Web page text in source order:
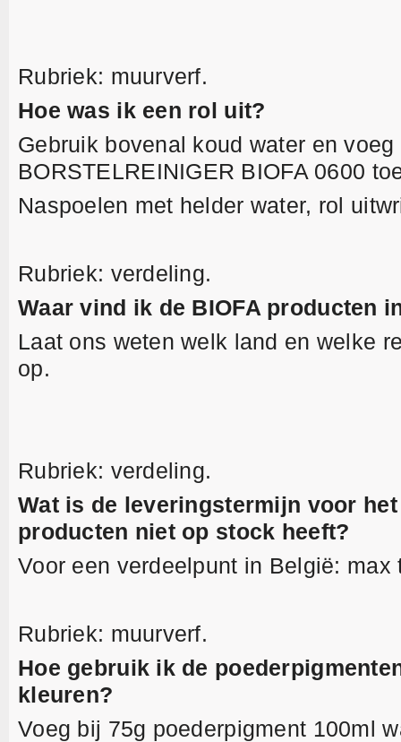
Rubriek: muurverf.
Hoe was ik een rol uit?
Gebruik bovenal koud water en
BORSTELREINIGER BIOFA 0600
Naspoelen met helder water, rol
Rubriek: verdeling.
Waar vind ik de BIOFA producten
Laat ons weten welk land en welke
op.
Rubriek: verdeling.
Wat is de leveringstermijn voor
producten niet op stock heeft?
Voor een verdeelpunt in België: max
Rubriek: muurverf.
Hoe gebruik ik de
kleuren?
Voeg bij 75g poederpigment 100ml